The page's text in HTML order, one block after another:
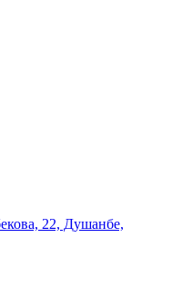
22, Душанбе,